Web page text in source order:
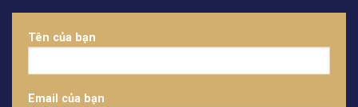
Tên của bạn
Email của bạn